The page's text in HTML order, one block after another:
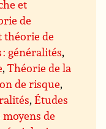
et
de
théorie de
généralités,
,Théorie de la
de risque,
,Études
de